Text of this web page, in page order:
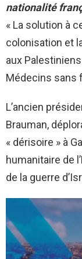
nationalité
« La solution à
colonisation et
aux Palestiniens
Médecins sans
L’ancien
Brauman,
« dérisoire » à
humanitaire de
de la guerre
e
c